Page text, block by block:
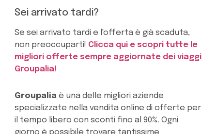
Sei arrivato tardi?
Se sei arrivato tardi e l'offerta è già scaduta,
non preoccuparti! Clicca qui e scopri tutte le
migliori offerte sempre aggiornate dei viaggi
Groupalia!
Groupalia è una delle migliori aziende
specializzate nella vendita online di offerte per
il tempo libero con sconti fino al 90%. Ogni
giorno è possibile trovare tantissime